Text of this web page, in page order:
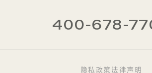
400-678-
隐私政策 法律声明